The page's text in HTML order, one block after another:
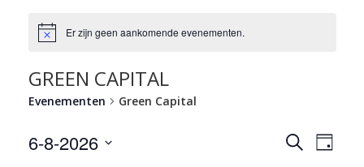
Er zijn geen aankomende evenementen.
GREEN CAPITAL
Evenementen Green Capital
Zoeken
Dag
6-8-2026